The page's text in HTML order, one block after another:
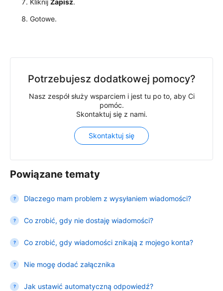
Powiązane tematy
Dlaczego mam problem z wysyłaniem wiadomości?
Co zrobić, gdy nie dostaję wiadomości?
Co zrobić, gdy wiadomości znikają z mojego konta?
Nie mogę dodać załącznika
Jak ustawić automatyczną odpowiedź?
Kliknij Zapisz.
Gotowe.
Potrzebujesz dodatkowej pomocy?
Nasz zespół służy wsparciem i jest tu po to, aby Ci
pomóc.
Skontaktuj się z nami.
Skontaktuj się